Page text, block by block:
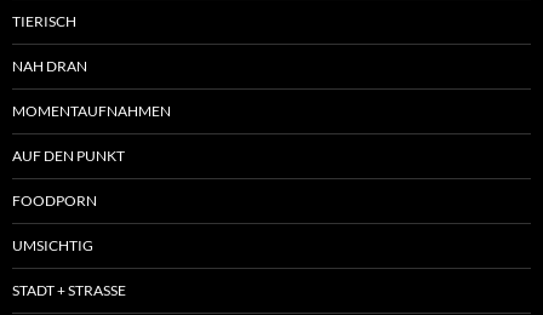
TIERISCH
NAH DRAN
MOMENTAUFNAHMEN
AUF DEN PUNKT
FOODPORN
UMSICHTIG
STADT + STRASSE